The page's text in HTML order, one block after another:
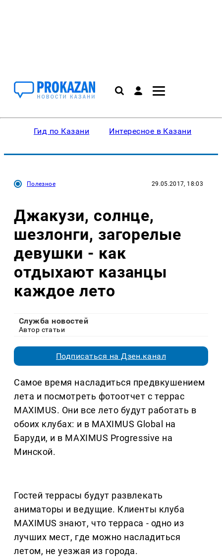
Гид по Казани Интересное в Казани
Полезное 29.05.2017, 18:03
Джакузи, солнце,
шезлонги, загорелые
девушки - как
отдыхают казанцы
каждое лето
Служба новостей
Автор статьи
Подписаться на Дзен.канал
Самое время насладиться предвкушением
лета и посмотреть фотоотчет с террас
MAXIMUS. Они все лето будут работать в
обоих клубах: и в MAXIMUS Global на
Баруди, и в MAXIMUS Progressive на
Минской.
Гостей террасы будут развлекать
аниматоры и ведущие. Клиенты клуба
MAXIMUS знают, что терраса - одно из
лучших мест, где можно насладиться
летом, не уезжая из города.